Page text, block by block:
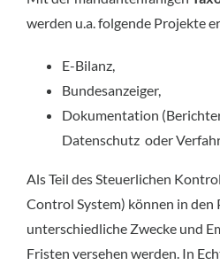
werden u.a. folgende Projekte
E-Bilanz,
Bundesanzeiger,
Dokumentation
Datenschutz oder
Als Teil des Steuerlichen
Control System) können in
unterschiedliche Zwecke und
Fristen versehen werden. In